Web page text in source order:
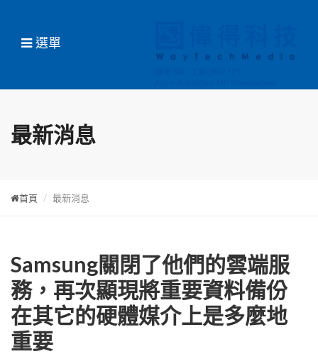
選單
最新消息
首頁 最新消息
Samsung關閉了他們的雲端服
務，再次顯現將重要資料備份
在其它的硬體媒介上是多麼地
重要